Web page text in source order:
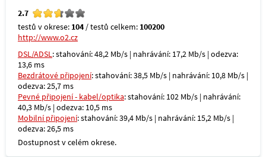
2.7
testů v okrese: 104 / testů celkem: 100200
http://www.o2.cz
DSL/ADSL: stahování: 48,2 Mb/s | nahrávání: 17,2 Mb/s | odezva:
13,6 ms
Bezdrátové připojení: stahování: 38,5 Mb/s | nahrávání: 10,8 Mb/s |
odezva: 25,7 ms
Pevné připojení - kabel/optika: stahování: 102 Mb/s | nahrávání:
40,3 Mb/s | odezva: 10,5 ms
Mobilní připojení: stahování: 39,4 Mb/s | nahrávání: 15,2 Mb/s |
odezva: 26,5 ms
Dostupnost v celém okrese.